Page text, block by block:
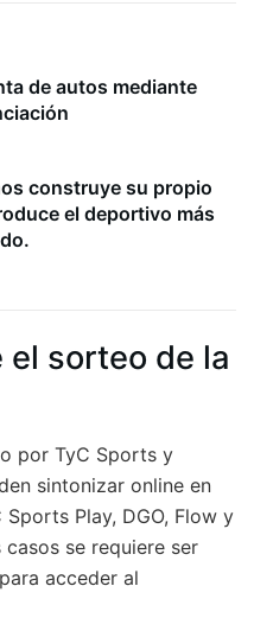
de autos mediante
construye su propio
el deportivo más
el sorteo de la
por TyC Sports y
sintonizar online en
Play, DGO, Flow y
se requiere ser
acceder al